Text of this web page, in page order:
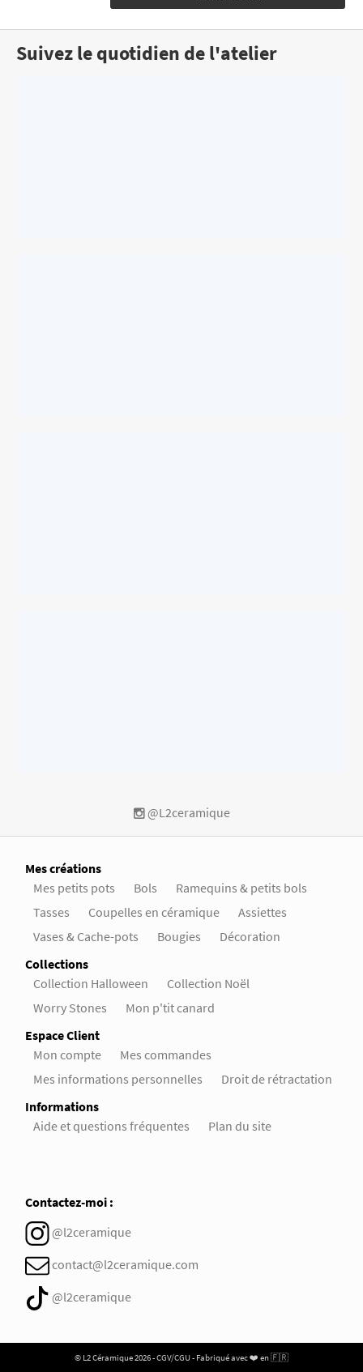
Suivez le quotidien de l'atelier
@L2ceramique
Mes créations
Mes petits pots
Bols
Ramequins & petits bols
Tasses
Coupelles en céramique
Assiettes
Vases & Cache-pots
Bougies
Décoration
Collections
Collection Halloween
Collection Noël
Worry Stones
Mon p'tit canard
Espace Client
Mon compte
Mes commandes
Mes informations personnelles
Droit de rétractation
Informations
Aide et questions fréquentes
Plan du site
Contactez-moi :
@l2ceramique
contact@l2ceramique.com
@l2ceramique
© L2 Céramique 2026 -CGV/CGU- Fabriqué avec ❤️ en 🇫🇷